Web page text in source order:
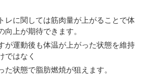
レに関しては筋肉量が上がることで体
向上が期待できます。
が運動後も体温が上がった状態を維持
ではなく
た状態で脂肪燃焼が狙えます。